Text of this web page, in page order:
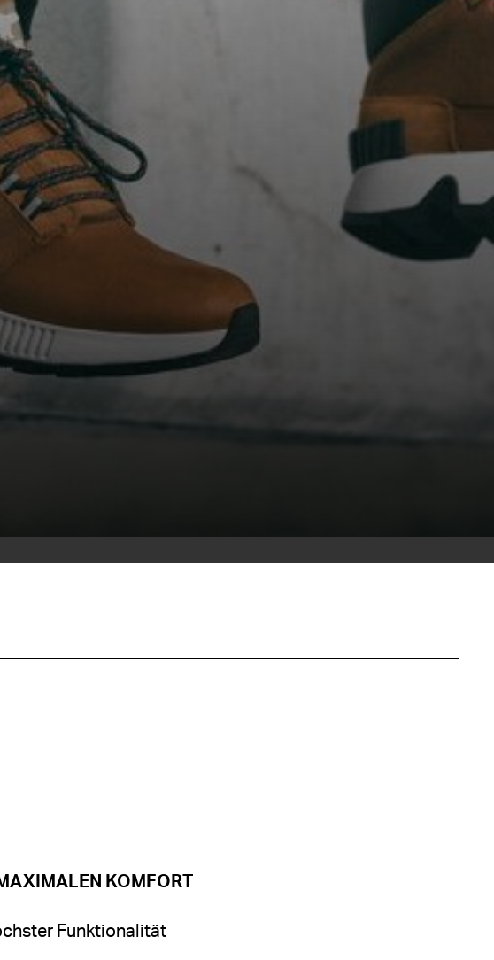
KOMFORT
Funktionalität